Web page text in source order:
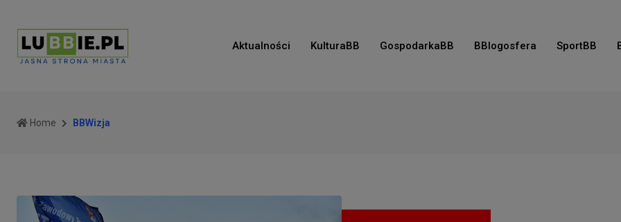
Aktualności KulturaBB GospodarkaBB BBlogosfera SportBB
Home BBWizja